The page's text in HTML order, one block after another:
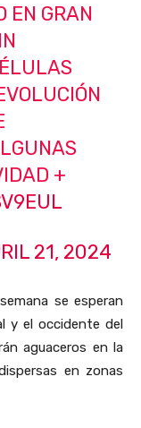
EN GRAN
+
21, 2024
se esperan
y el occidente del
aguaceros en la
en zonas